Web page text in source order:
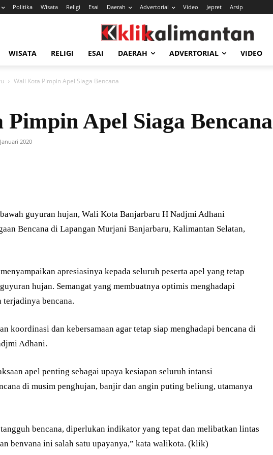
Politika Wisata Religi Esai Daerah Advertorial Video Jepret Arsip
WISATA RELIGI ESAI DAERAH ADVERTORIAL VIDEO
Wali Kota Pimpin Apel Siaga Bencana
Apel Siaga Bencana
2020
guyuran hujan, Wali Kota Banjarbaru H Nadjmi Adhani
Bencana di Lapangan Murjani Banjarbaru, Kalimantan Selatan,
apresiasinya kepada seluruh peserta apel yang tetap
hujan. Semangat yang membuatnya optimis menghadapi
bencana.
koordinasi dan kebersamaan agar tetap siap menghadapi bencana di
Adhani.
apel penting sebagai upaya kesiapan seluruh intansi
di musim penghujan, banjir dan angin puting beliung, utamanya
bencana, diperlukan indikator yang tepat dan melibatkan lintas
benvana ini salah satu upayanya,” kata walikota. (klik)